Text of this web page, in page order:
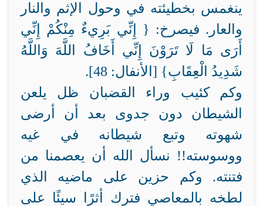
ينغمس بخطيئته في وحول الإثم والنار
والعار. فيصرخ: {
إِنِّي بَرِيءٌ مِنْكُمْ إِنِّي
أَرَى مَا لَا تَرَوْنَ إِنِّي أَخَافُ اللَّهَ وَاللَّهُ
شَدِيدُ الْعِقَابِ} [الأنفال: 48].
وكم كئيب وراء القضبان ظل يلعن
الشيطان دون جدوى بعد أن أرضى
شهوته وتبع شيطانه في غيه
ووسوسته!! نسأل الله أن يعصمنا من
فتنته. وكم حزين على ماضيه الذي
لطخه بالمعاصي فترك أثرًا سيئًا على